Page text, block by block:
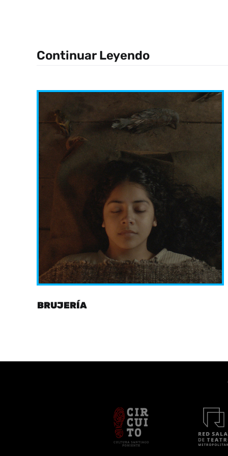
Continuar Leyendo
BRUJERÍA